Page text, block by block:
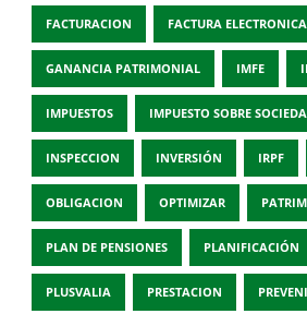
FACTURACION FACTURA ELECTRONICA
GANANCIA PATRIMONIAL IMFE
IMPUESTOS IMPUESTO SOBRE
INSPECCION INVERSIÓN IRPF
OBLIGACION OPTIMIZAR
PLAN DE PENSIONES PLANIFICACIÓN
PLUSVALIA PRESTACION